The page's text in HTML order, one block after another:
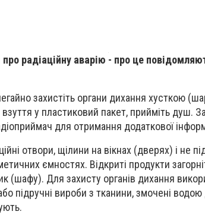
радіаційну аварію - про це
захистіть органи дихання хусткою
взуття у пластиковий пакет, прийміть душ.
для отримання додаткової
отвори, щілини на вікнах (дверях) і не
ємностях. Відкриті продукти
(шафу). Для захисту органів дихання
підручні вироби з тканини, змочені